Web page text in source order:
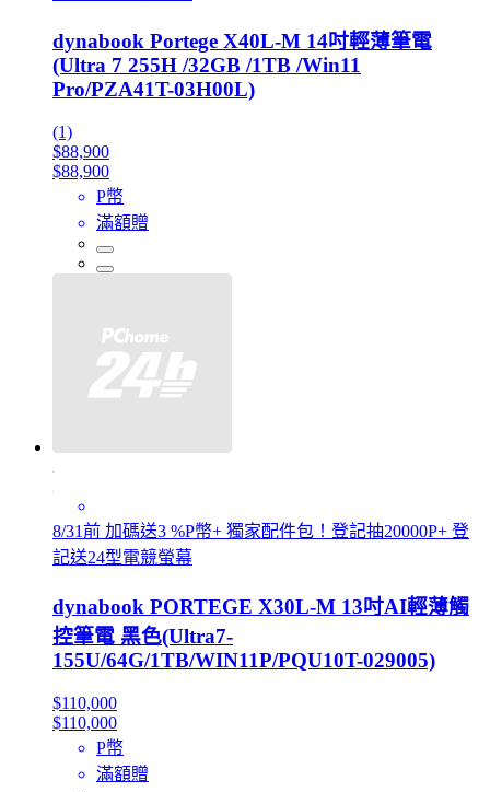
dynabook Portege X40L-M 14吋輕薄筆電
(Ultra 7 255H /32GB /1TB /Win11
Pro/PZA41T-03H00L)
(1)
$88,900
$88,900
P幣
滿額贈
8/31前 加碼送3 %P幣+ 獨家配件包！登記抽20000P+ 登
記送24型電競螢幕
dynabook PORTEGE X30L-M 13吋AI輕薄觸
控筆電 黑色(Ultra7-
155U/64G/1TB/WIN11P/PQU10T-029005)
$110,000
$110,000
P幣
滿額贈